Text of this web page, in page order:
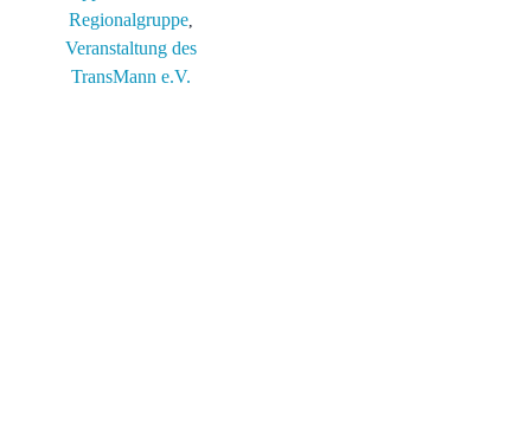
Regionalgruppe,
Veranstaltung des
TransMann e.V.